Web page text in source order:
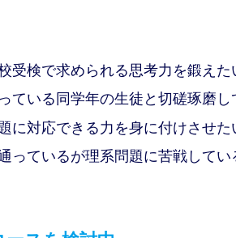
受検で求められる思考力を鍛えた
ている同学年の生徒と切磋琢磨
に対応できる力を身に付けさせた
っているが理系問題に苦戦してい